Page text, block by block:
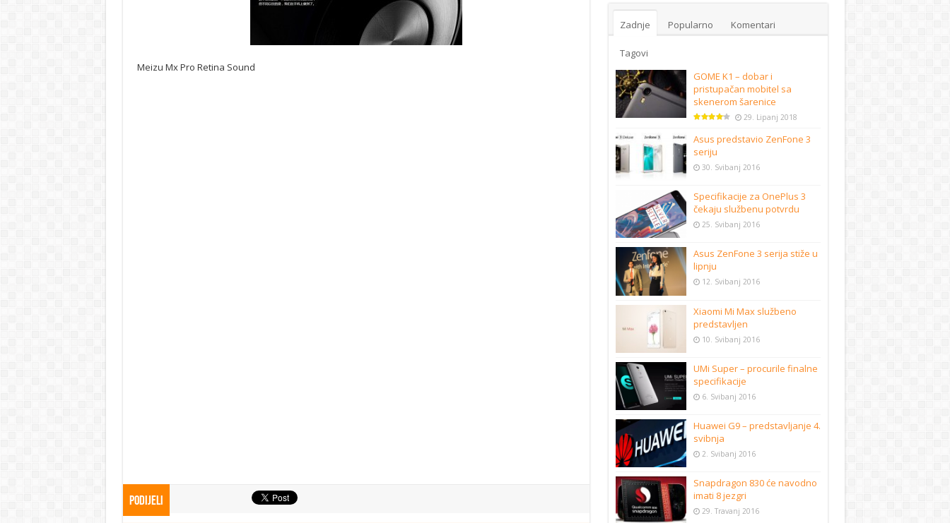
Meizu Mx Pro Retina Sound
Podijeli
Zadnje Popularno Komentari
Tagovi
GOME K1 – dobar i
pristupačan mobitel sa
skenerom šarenice
29. Lipanj 2018
Asus predstavio ZenFone 3
seriju
30. Svibanj 2016
Specifikacije za OnePlus 3
čekaju službenu potvrdu
25. Svibanj 2016
Asus ZenFone 3 serija stiže u
lipnju
12. Svibanj 2016
Xiaomi Mi Max službeno
predstavljen
10. Svibanj 2016
UMi Super – procurile finalne
specifikacije
6. Svibanj 2016
Huawei G9 – predstavljanje 4.
svibnja
2. Svibanj 2016
Snapdragon 830 će navodno
imati 8 jezgri
29. Travanj 2016